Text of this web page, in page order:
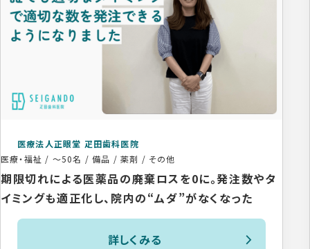
医療法人正眼堂 疋田歯科医院
医療・福祉 / ～50名 /備品 / 薬剤 / その他
期限切れによる医薬品の廃棄ロスを0に。発注数やタ
イミングも適正化し、院内の“ムダ”がなくなった
詳しくみる